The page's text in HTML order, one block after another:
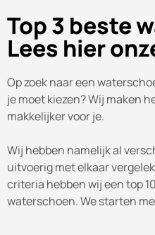
Top 3 beste
Lees hier
Op zoek naar een
je moet kiezen? Wij maken
makkelijker voor je.
Wij hebben namelijk al
uitvoerig met elkaar
criteria hebben wij een top
waterschoen. We starten